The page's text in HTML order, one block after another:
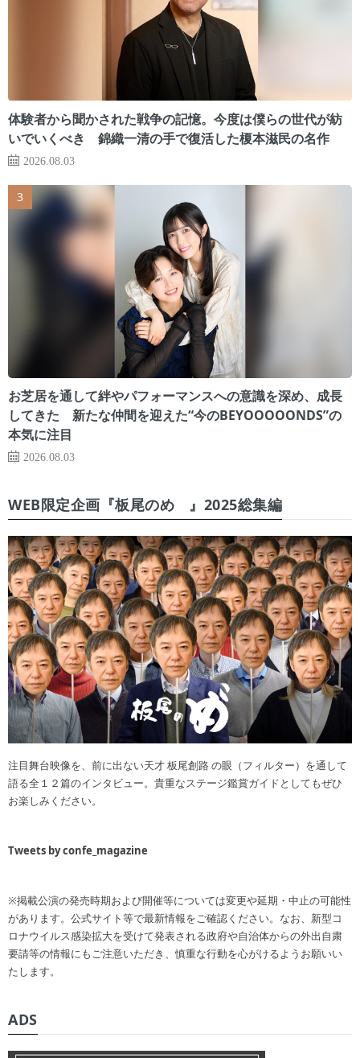
体験者から聞かされた戦争の記憶。今度は僕らの世代が紡
いでいくべき 錦織一清の手で復活した榎本滋民の名作
2026.08.03
お芝居を通して絆やパフォーマンスへの意識を深め、成長
してきた 新たな仲間を迎えた“今のBEYOOOOONDS”の
本気に注目
2026.08.03
WEB限定企画『板尾のめ゙』2025総集編
注目舞台映像を、前に出ない天才 板尾創路 の眼（フィルター）を通して
語る全１２篇のインタビュー。貴重なステージ鑑賞ガイドとしてもぜひ
お楽しみください。
Tweets by confe_magazine
※掲載公演の発売時期および開催等については変更や延期・中止の可能性
があります。公式サイト等で最新情報をご確認ください。なお、新型コ
ロナウイルス感染拡大を受けて発表される政府や自治体からの外出自粛
要請等の情報にもご注意いただき、慎重な行動を心がけるようお願いい
たします。
ADS